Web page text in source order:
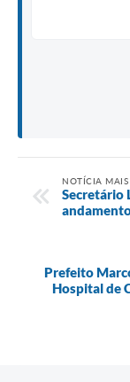
NOTÍCIA MAIS
Secretário
andamento
Prefeito
Hospital de